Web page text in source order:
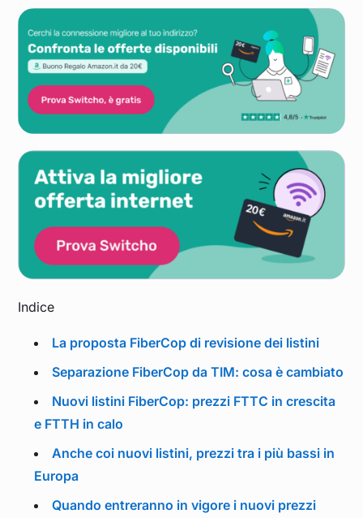
Indice
La proposta FiberCop di revisione dei listini
Separazione FiberCop da TIM: cosa è cambiato
Nuovi listini FiberCop: prezzi FTTC in crescita
e FTTH in calo
Anche coi nuovi listini, prezzi tra i più bassi in
Europa
Quando entreranno in vigore i nuovi prezzi